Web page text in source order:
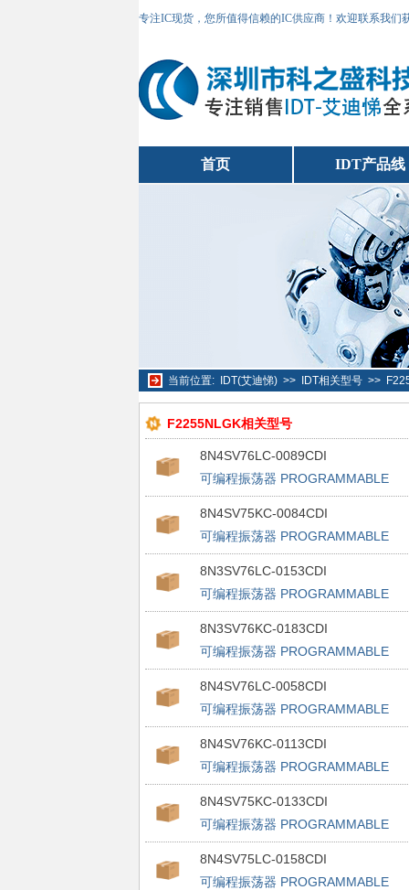
专注IC现货，您所值得信赖的IC供应商！欢迎联系我们
首页 IDT产品线
当前位置: IDT(艾迪悌)>> IDT相关型号>>
F2255NLGK相关型号
8N4SV76LC-0089CDI
可编程振荡器 PROGRAMMABLE
FEMTOCLOCK
8N4SV75KC-0084CDI
可编程振荡器 PROGRAMMABLE
FEMTOCLOCK
8N3SV76LC-0153CDI
可编程振荡器 PROGRAMMABLE
FEMTOCLOCK
8N3SV76KC-0183CDI
可编程振荡器 PROGRAMMABLE
FEMTOCLOCK
8N4SV76LC-0058CDI
可编程振荡器 PROGRAMMABLE
FEMTOCLOCK
8N4SV76KC-0113CDI
可编程振荡器 PROGRAMMABLE
FEMTOCLOCK
8N4SV75KC-0133CDI
可编程振荡器 PROGRAMMABLE
FEMTOCLOCK
8N4SV75LC-0158CDI
可编程振荡器 PROGRAMMABLE